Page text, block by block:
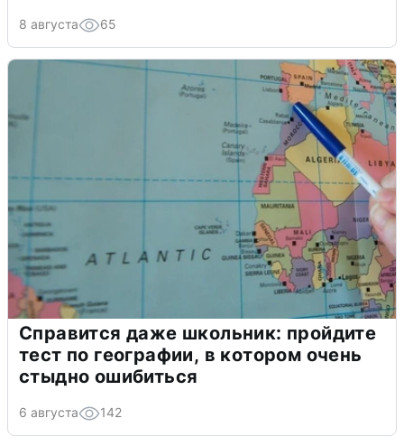
8 августа 65
Справится даже школьник: пройдите
тест по географии, в котором очень
стыдно ошибиться
6 августа 142